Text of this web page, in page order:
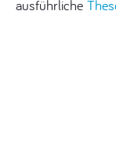
ausführliche